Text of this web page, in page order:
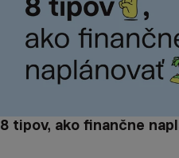
8 tipov, ako finančne